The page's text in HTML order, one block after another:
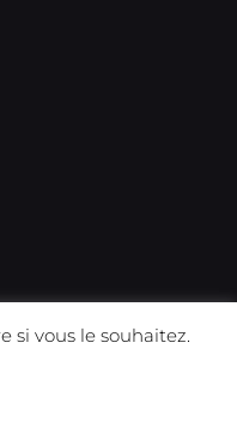
si vous le souhaitez.